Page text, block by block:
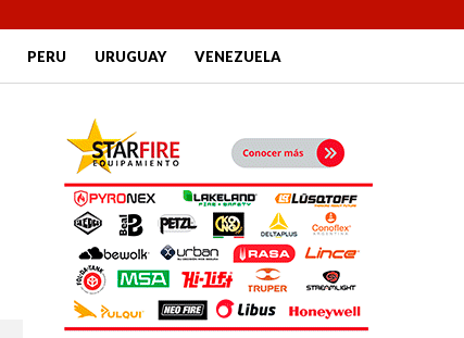
PERU URUGUAY VENEZUELA